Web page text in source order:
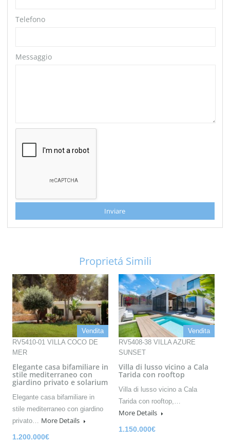
Telefono
Messaggio
Inviare
Proprietá Simili
Vendita
RV5410-01 VILLA COCO DE
MER
Elegante casa bifamiliare in
stile mediterraneo con
giardino privato e solarium
Elegante casa bifamiliare in
stile mediterraneo con giardino
privato… More Details
1.200.000€
Vendita
RV5408-38 VILLA AZURE
SUNSET
Villa di lusso vicino a Cala
Tarida con rooftop
Villa di lusso vicino a Cala
Tarida con rooftop,…
More Details
1.150.000€